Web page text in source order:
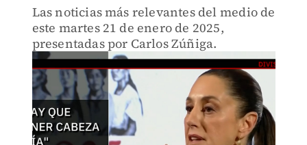
Las noticias más relevantes del medio de
este martes 21 de enero de 2025,
presentadas por Carlos Zúñiga.